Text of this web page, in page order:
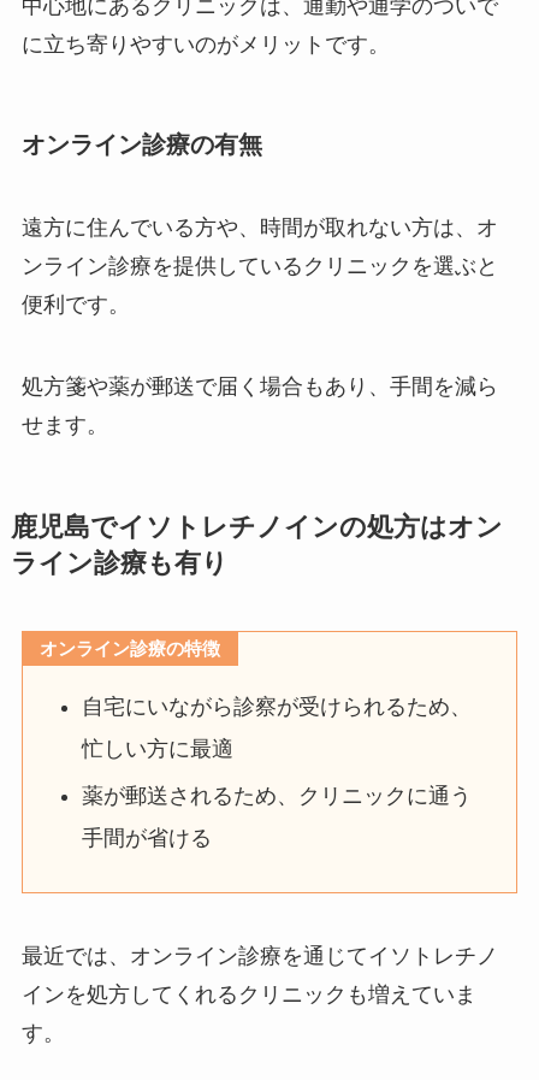
中心地にあるクリニックは、通勤や通学のついで
に立ち寄りやすいのがメリットです。
オンライン診療の有無
遠方に住んでいる方や、時間が取れない方は、オ
ンライン診療を提供しているクリニックを選ぶと
便利です。
処方箋や薬が郵送で届く場合もあり、手間を減ら
せます。
鹿児島でイソトレチノインの処方はオン
ライン診療も有り
オンライン診療の特徴
自宅にいながら診察が受けられるため、
忙しい方に最適
薬が郵送されるため、クリニックに通う
手間が省ける
最近では、オンライン診療を通じてイソトレチノ
インを処方してくれるクリニックも増えていま
す。